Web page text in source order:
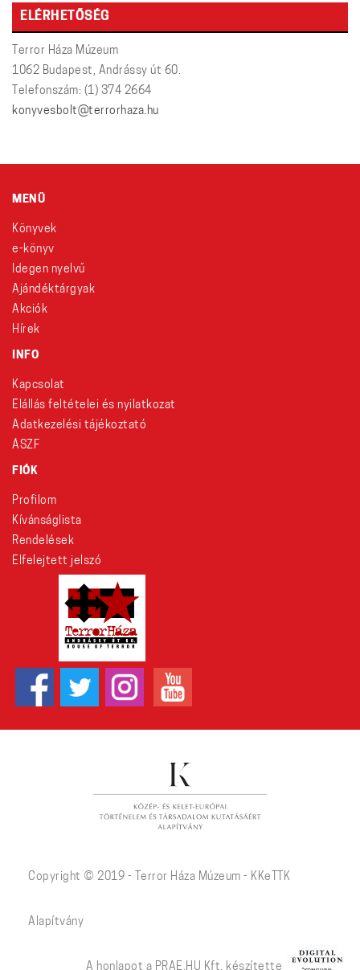
ELÉRHETŐSÉG
Terror Háza Múzeum
1062 Budapest, Andrássy út 60.
Telefonszám: (1) 374 2664
konyvesbolt@terrorhaza.hu
MENÜ
Könyvek
e-könyv
Idegen nyelvű
Ajándéktárgyak
Akciók
Hírek
INFO
Kapcsolat
Elállás feltételei és nyilatkozat
Adatkezelési tájékoztató
ÁSZF
FIÓK
Profilom
Kívánságlista
Rendelések
Elfelejtett jelszó
Copyright © 2019 - Terror Háza Múzeum - KKeTTK
Alapítvány
A honlapot a PRAE.HU Kft. készítette